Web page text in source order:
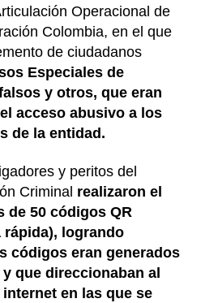
Operacional de
Colombia, en el que
de ciudadanos
Especiales de
y otros, que eran
acceso abusivo a los
de la entidad.
y peritos del
Criminal realizaron el
de 50 códigos QR
logrando
códigos eran generados
que direccionaban al
en las que se